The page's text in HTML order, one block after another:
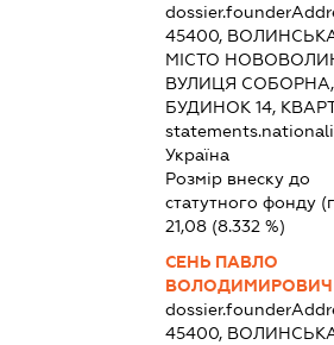
45400,
МІСТО
ВУЛИЦЯ СОБОРНА,
БУДИНОК 14,
Україна
Розмір внеску до
статутного фонду
21,08(8.332 %)
СЕНЬ ПАВЛО
ВОЛОДИМИРОВИЧ
45400,